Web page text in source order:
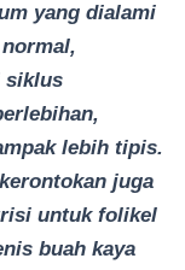
yang dialami
siklus
lebih tipis.
juga
untuk folikel
buah kaya